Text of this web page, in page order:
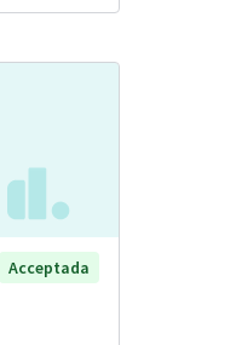
Acceptada